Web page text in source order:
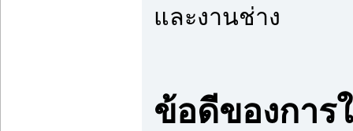
และงานช่าง
ข้อดีของการ